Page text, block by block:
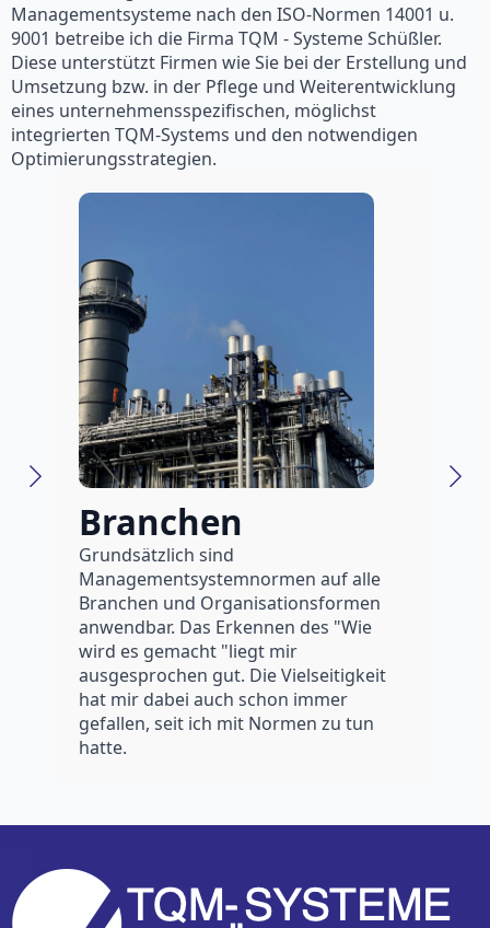
Managementsysteme nach den ISO-Normen 14001 u.
9001 betreibe ich die Firma TQM - Systeme Schüßler.
Diese unterstützt Firmen wie Sie bei der Erstellung und
Umsetzung bzw. in der Pflege und Weiterentwicklung
eines unternehmensspezifischen, möglichst
integrierten TQM-Systems und den notwendigen
Optimierungsstrategien.
Branchen
Grundsätzlich sind
Managementsystemnormen auf alle
Branchen und Organisationsformen
anwendbar. Das Erkennen des "Wie
wird es gemacht "liegt mir
ausgesprochen gut. Die Vielseitigkeit
hat mir dabei auch schon immer
gefallen, seit ich mit Normen zu tun
hatte.